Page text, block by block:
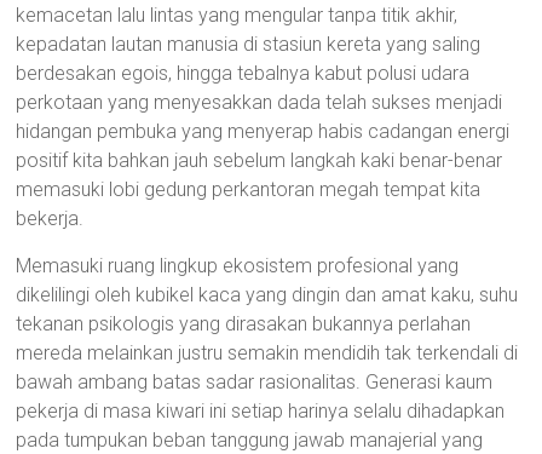
kemacetan lalu lintas yang mengular tanpa titik akhir,
kepadatan lautan manusia di stasiun kereta yang saling
berdesakan egois, hingga tebalnya kabut polusi udara
perkotaan yang menyesakkan dada telah sukses menjadi
hidangan pembuka yang menyerap habis cadangan energi
positif kita bahkan jauh sebelum langkah kaki benar-benar
memasuki lobi gedung perkantoran megah tempat kita
bekerja.
Memasuki ruang lingkup ekosistem profesional yang
dikelilingi oleh kubikel kaca yang dingin dan amat kaku, suhu
tekanan psikologis yang dirasakan bukannya perlahan
mereda melainkan justru semakin mendidih tak terkendali di
bawah ambang batas sadar rasionalitas. Generasi kaum
pekerja di masa kiwari ini setiap harinya selalu dihadapkan
pada tumpukan beban tanggung jawab manajerial yang